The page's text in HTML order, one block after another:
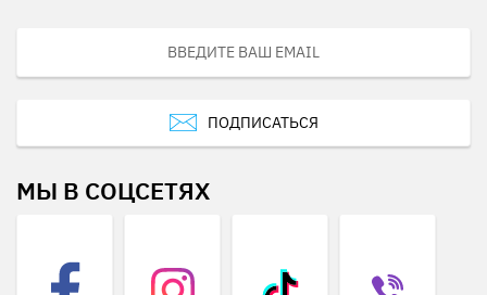
ПОДПИСАТЬСЯ
МЫ В СОЦСЕТЯХ